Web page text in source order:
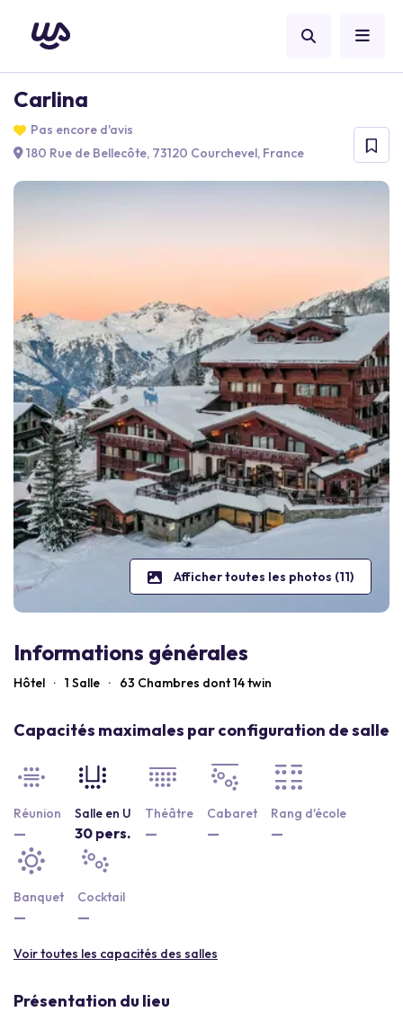
Carlina
Pas encore d'avis
180 Rue de Bellecôte, 73120 Courchevel, France
Afficher toutes les photos (11)
Informations générales
Hôtel · 1 Salle · 63 Chambres dont 14 twin
Capacités maximales par configuration de salle
Réunion
—
Salle en U
30 pers.
Théâtre
—
Cabaret
—
Rang d'école
—
Banquet
—
Cocktail
—
Voir toutes les capacités des salles
Présentation du lieu